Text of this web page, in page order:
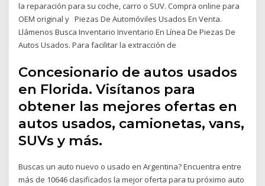
la reparación para su coche, carro o SUV. Compra online para
OEM original y Piezas De Automóviles Usados En Venta.
Llámenos Busca Inventario Inventario En Línea De Piezas De
Autos Usados. Para facilitar la extracción de
Concesionario de autos usados
en Florida. Visítanos para
obtener las mejores ofertas en
autos usados, camionetas, vans,
SUVs y más.
Buscas un auto nuevo o usado en Argentina? Encuentra entre
más de 10646 clasificados la mejor oferta para tu próximo auto